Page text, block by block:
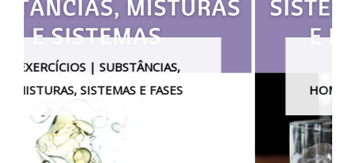
EXERCÍCIOS | SISTEMAS
HOMOGÊNEOS E HETEROGÊNEOS